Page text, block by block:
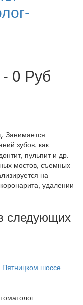
0 Руб
Занимается
зубов, как
пульпит и др.
мостов, съемных
на
удалении
следующих
шоссе